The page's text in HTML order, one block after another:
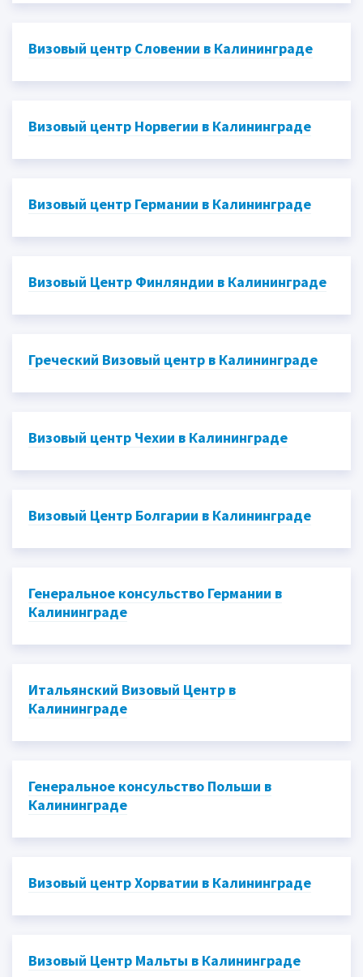
Визовый центр Словении в Калининграде
Визовый центр Норвегии в Калининграде
Визовый центр Германии в Калининграде
Визовый Центр Финляндии в Калининграде
Греческий Визовый центр в Калининграде
Визовый центр Чехии в Калининграде
Визовый Центр Болгарии в Калининграде
Генеральное консульство Германии в
Калининграде
Итальянский Визовый Центр в
Калининграде
Генеральное консульство Польши в
Калининграде
Визовый центр Хорватии в Калининграде
Визовый Центр Мальты в Калининграде